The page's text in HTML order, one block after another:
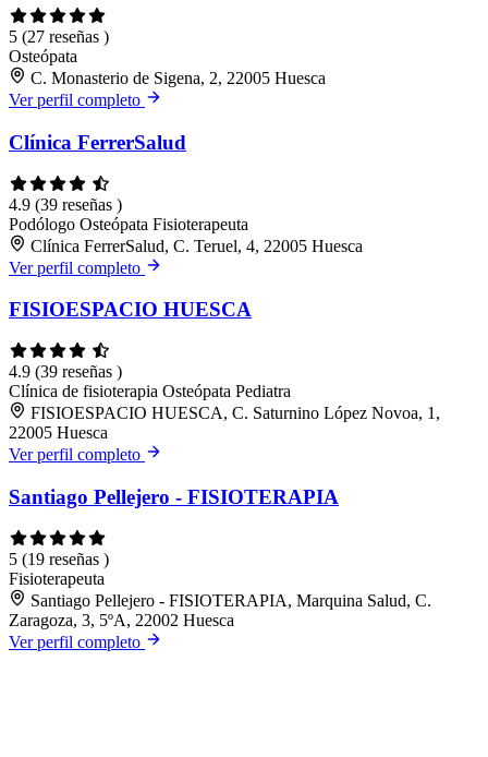
5 (27 reseñas )
Osteópata
C. Monasterio de Sigena, 2, 22005 Huesca
Ver perfil completo
Clínica FerrerSalud
4.9 (39 reseñas )
Podólogo Osteópata Fisioterapeuta
Clínica FerrerSalud, C. Teruel, 4, 22005 Huesca
Ver perfil completo
FISIOESPACIO HUESCA
4.9 (39 reseñas )
Clínica de fisioterapia Osteópata Pediatra
FISIOESPACIO HUESCA, C. Saturnino López Novoa, 1,
22005 Huesca
Ver perfil completo
Santiago Pellejero - FISIOTERAPIA
5 (19 reseñas )
Fisioterapeuta
Santiago Pellejero - FISIOTERAPIA, Marquina Salud, C.
Zaragoza, 3, 5ºA, 22002 Huesca
Ver perfil completo